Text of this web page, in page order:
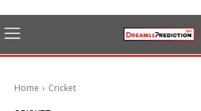
Home Cricket